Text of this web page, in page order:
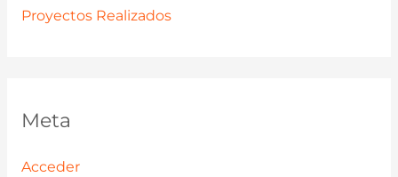
Proyectos Realizados
Meta
Acceder